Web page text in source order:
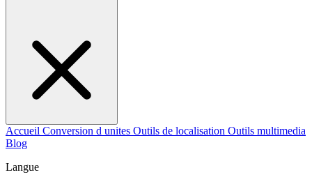
Accueil Conversion d unites Outils de localisation Outils multimedia
Blog
Langue